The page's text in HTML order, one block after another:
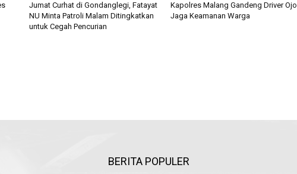
Jumat Curhat di Gondanglegi, Fatayat
NU Minta Patroli Malam Ditingkatkan
untuk Cegah Pencurian
Kapolres Malang Gandeng Driver Ojol
Jaga Keamanan Warga
BERITA POPULER